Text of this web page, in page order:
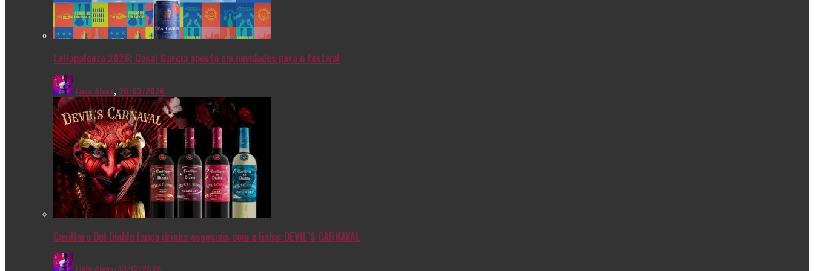
Lollapalooza 2026: Casal Garcia aposta em novidades para o festival
Livia Alves, 20/03/2026
Casillero Del Diablo lança drinks especiais com a linha: DEVIL’S CARNAVAL
Livia Alves 13/12/2024